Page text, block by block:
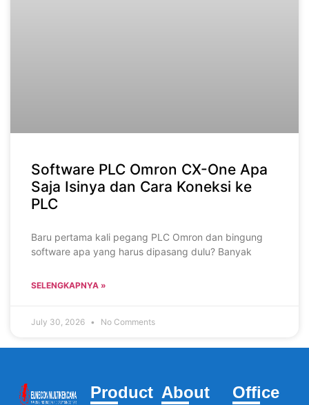
Software PLC Omron CX-One Apa
Saja Isinya dan Cara Koneksi ke
PLC
Baru pertama kali pegang PLC Omron dan bingung
software apa yang harus dipasang dulu? Banyak
SELENGKAPNYA »
July 30, 2026 No Comments
Product About Office